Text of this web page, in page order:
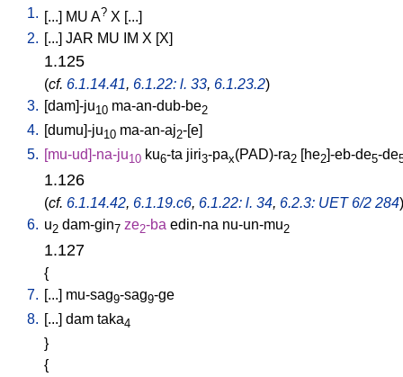
1. [...] MU A? X [...]
2. [...] JAR MU IM X [X]
1.125
(cf. 6.1.14.41, 6.1.22: l. 33, 6.1.23.2)
3. [dam]-ju10 ma-an-dub-be2
4. [dumu]-ju10 ma-an-aj2-[e]
5. [mu-ud]-na-ju10 ku6-ta jiri3-pax(PAD)-ra2 [he2]-eb-de5-de
1.126
(cf. 6.1.14.42, 6.1.19.c6, 6.1.22: l. 34, 6.2.3: UET 6/2 284)
6. u2 dam-gin7 ze2-ba edin-na nu-un-mu2
1.127
{
7. [...] mu-sag9-sag9-ge
8. [...] dam taka4
}
{